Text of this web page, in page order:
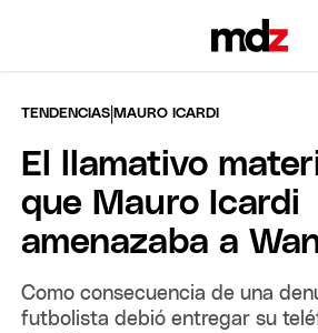
TENDENCIAS |MAURO ICARDI
El llamativo
que Mauro Icardi
amenazaba a
Como consecuencia de una
futbolista debió entregar su